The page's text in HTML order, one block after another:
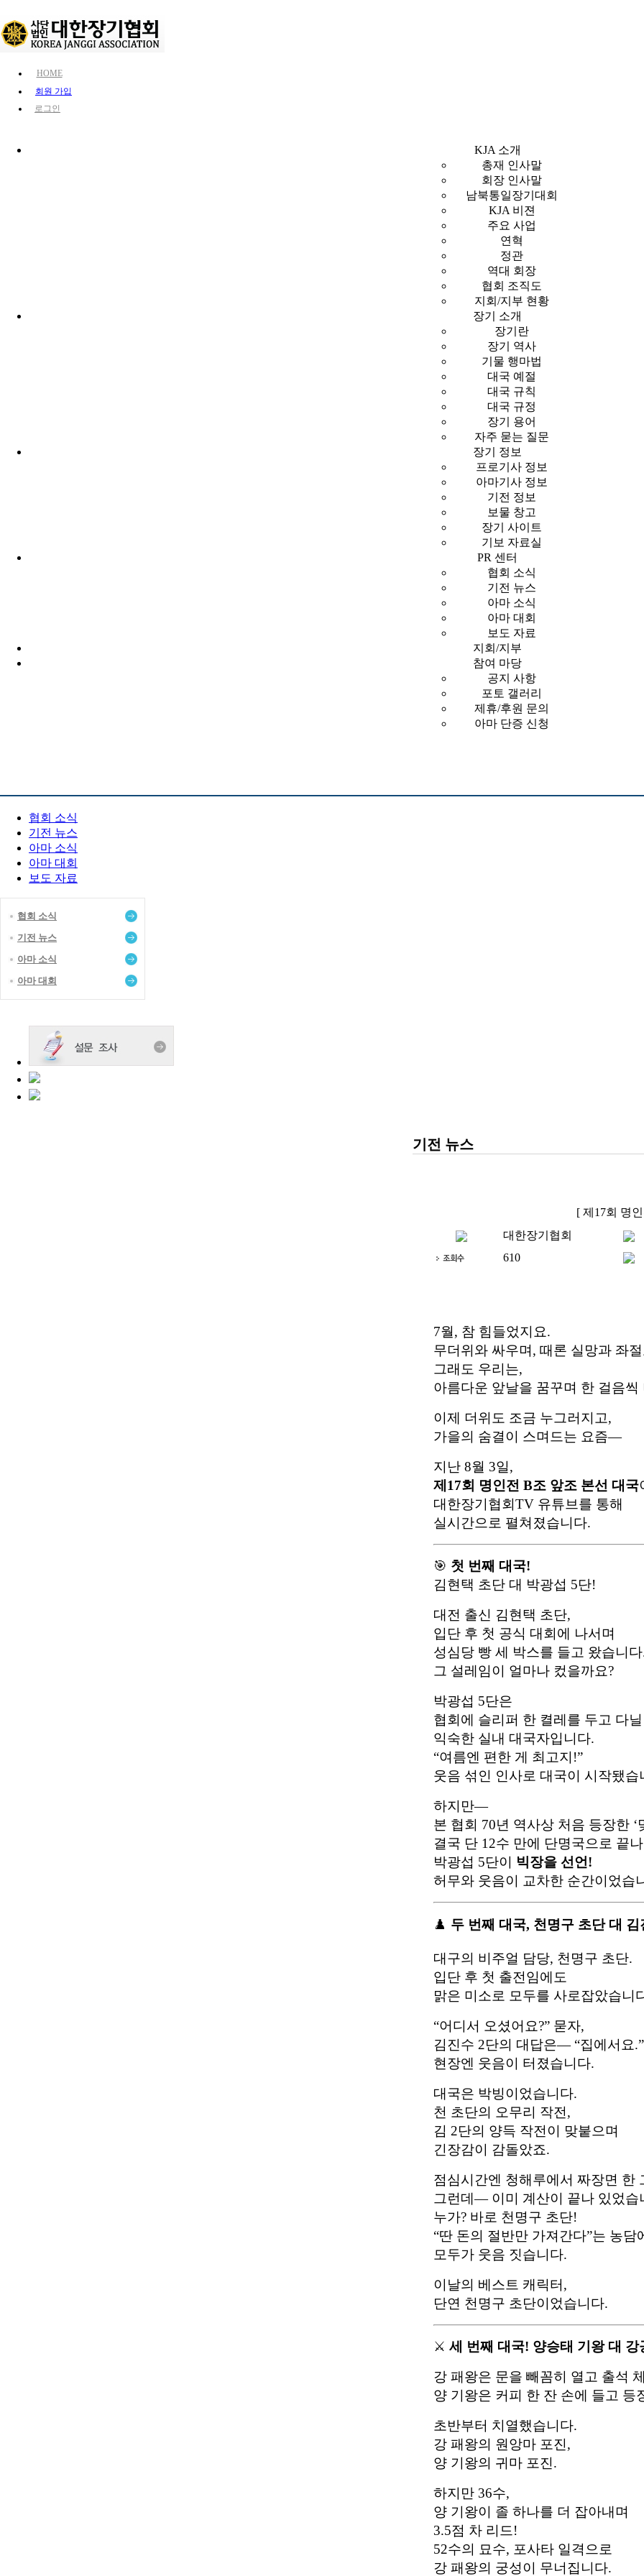
HOME
회원 가입
로그인
KJA 소개
총재 인사말
회장 인사말
남북통일장기대회
KJA 비젼
주요 사업
연혁
정관
역대 회장
협회 조직도
지회/지부 현황
장기 소개
장기란
장기 역사
기물 행마법
대국 예절
대국 규칙
대국 규정
장기 용어
자주 묻는 질문
장기 정보
프로기사 정보
아마기사 정보
기전 정보
보물 창고
장기 사이트
기보 자료실
PR 센터
협회 소식
기전 뉴스
아마 소식
아마 대회
보도 자료
지회/지부
참여 마당
공지 사항
포토 갤러리
제휴/후원 문의
아마 단증 신청
협회 소식
기전 뉴스
아마 소식
아마 대회
보도 자료
협회 소식
기전 뉴스
아마 소식
아마 대회
기전 뉴스
[ 제17회 명
대한장기협회
610
7월, 참 힘들었지요.
무더위와 싸우며, 때론 실망과 좌
그래도 우리는,
아름다운 앞날을 꿈꾸며 한 걸음씩
이제 더위도 조금 누그러지고,
가을의 숨결이 스며드는 요즘—
지난 8월 3일,
제17회 명인전 B조 앞조 본선 대국
대한장기협회TV 유튜브를 통해
실시간으로 펼쳐졌습니다.
🎯 첫 번째 대국!
김현택 초단 대 박광섭 5단!
대전 출신 김현택 초단,
입단 후 첫 공식 대회에 나서며
성심당 빵 세 박스를 들고 왔습니
그 설레임이 얼마나 컸을까요?
박광섭 5단은
협회에 슬리퍼 한 켤레를 두고 다
익숙한 실내 대국자입니다.
“여름엔 편한 게 최고지!”
웃음 섞인 인사로 대국이 시작됐습
하지만—
본 협회 70년 역사상 처음 등장한 ‘
결국 단 12수 만에 단명국으로 끝나
박광섭 5단이 빅장을 선언!
허무와 웃음이 교차한 순간이었습
♟️ 두 번째 대국, 천명구 초단 대 김
대구의 비주얼 담당, 천명구 초단.
입단 후 첫 출전임에도
맑은 미소로 모두를 사로잡았습니
“어디서 오셨어요?” 묻자,
김진수 2단의 대답은— “집에서요.”
현장엔 웃음이 터졌습니다.
대국은 박빙이었습니다.
천 초단의 오무리 작전,
김 2단의 양득 작전이 맞붙으며
긴장감이 감돌았죠.
점심시간엔 청해루에서 짜장면 한
그런데— 이미 계산이 끝나 있었습
누가? 바로 천명구 초단!
“딴 돈의 절반만 가져간다”는 농담
모두가 웃음 짓습니다.
이날의 베스트 캐릭터,
단연 천명구 초단이었습니다.
⚔️ 세 번째 대국! 양승태 기왕 대 강
강 패왕은 문을 빼꼼히 열고 출석
양 기왕은 커피 한 잔 손에 들고 등
초반부터 치열했습니다.
강 패왕의 원앙마 포진,
양 기왕의 귀마 포진.
하지만 36수,
양 기왕이 졸 하나를 더 잡아내며
3.5점 차 리드!
52수의 묘수, 포사타 일격으로
강 패왕의 궁성이 무너집니다.